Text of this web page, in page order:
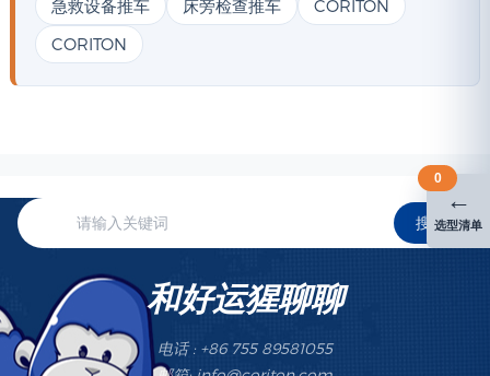
急救设备推车
床旁检查推车
CORITON
CORITON
搜索
和好运猩聊聊
电话 : +86 755 89581055
←
选型清单
0